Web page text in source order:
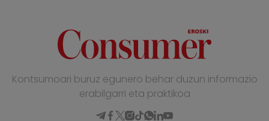
Kontsumoari buruz egunero behar duzun informazio
erabilgarri eta praktikoa